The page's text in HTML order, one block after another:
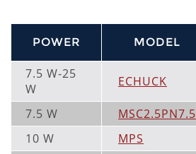
POWER MODEL
7.5 W-25
W
ECHUCK
7.5 W MSC2.5PN7.5
10 W
MPS